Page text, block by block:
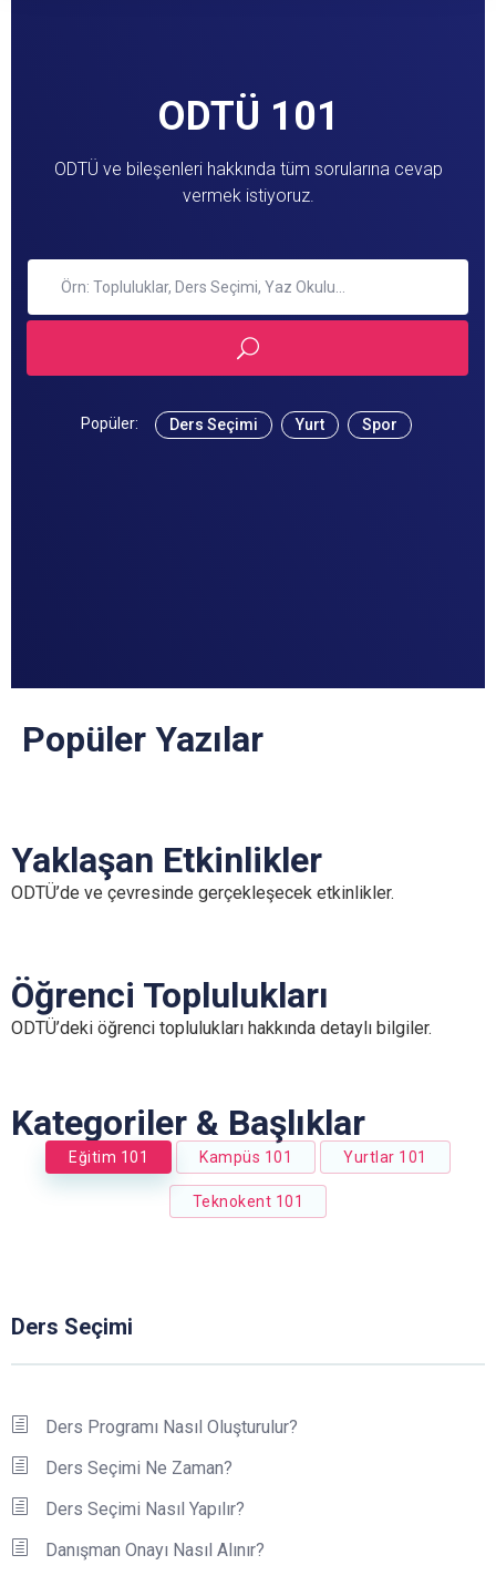
ODTÜ 101
ODTÜ ve bileşenleri hakkında tüm sorularına cevap
vermek istiyoruz.
Popüler: Ders Seçimi Yurt Spor
Popüler Yazılar
Yaklaşan Etkinlikler
ODTÜ’de ve çevresinde gerçekleşecek etkinlikler.
Öğrenci Toplulukları
ODTÜ’deki öğrenci toplulukları hakkında detaylı bilgiler.
Kategoriler & Başlıklar
Eğitim 101 Kampüs 101 Yurtlar 101
Teknokent 101
Ders Seçimi
Ders Programı Nasıl Oluşturulur?
Ders Seçimi Ne Zaman?
Ders Seçimi Nasıl Yapılır?
Danışman Onayı Nasıl Alınır?